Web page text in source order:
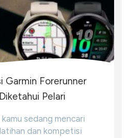
Garmin Forerunner
Pelari
sedang mencari
dan kompetisi